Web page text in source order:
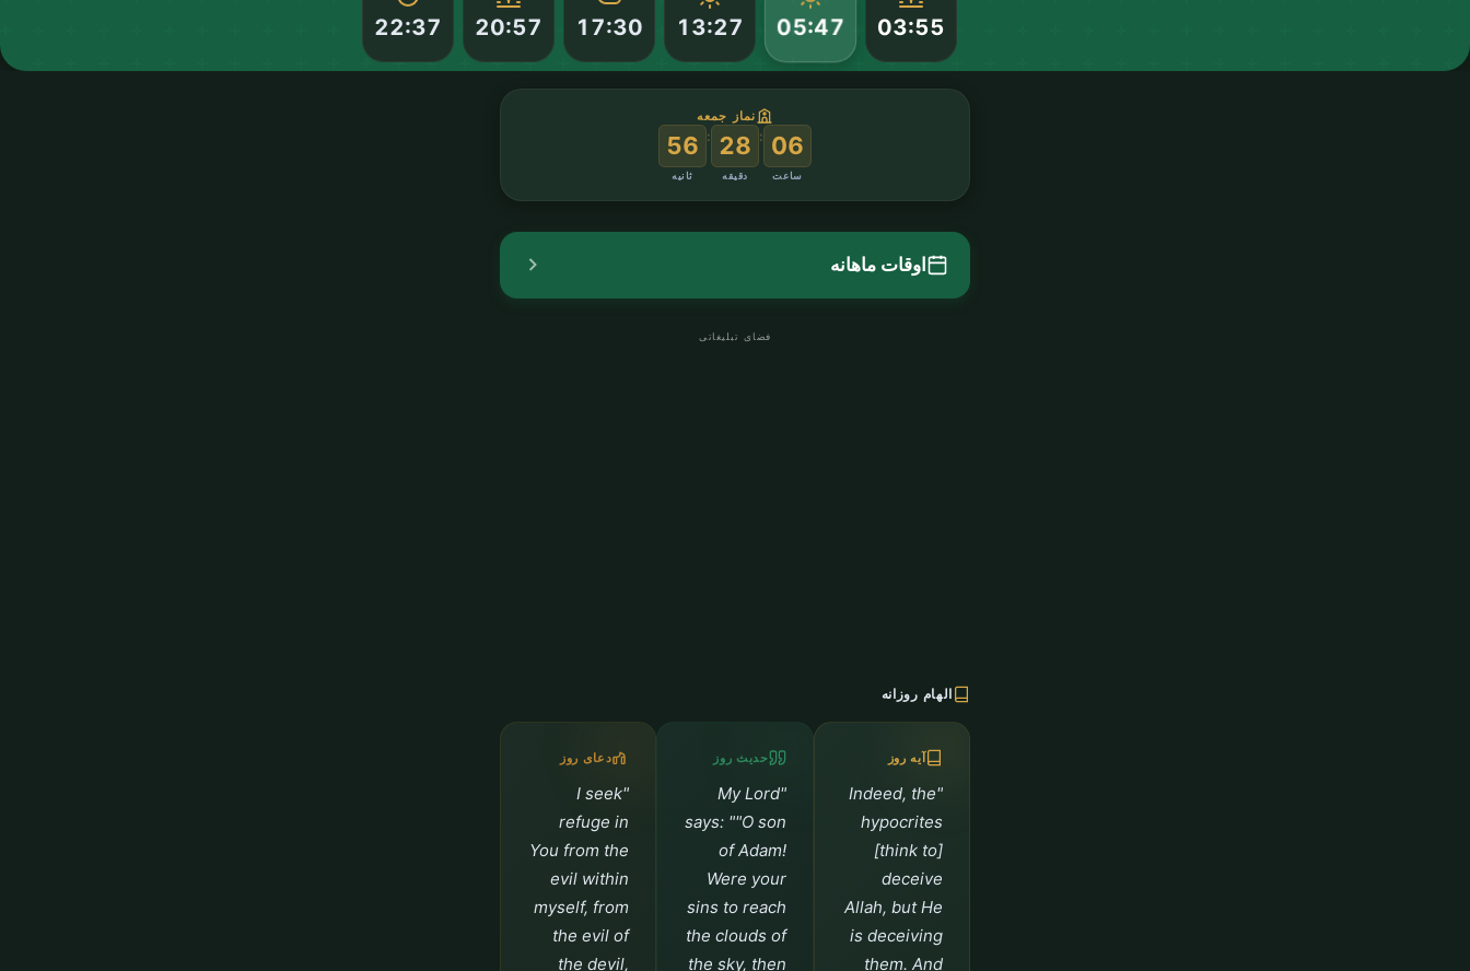
03:55
05:47
13:27
17:30
20:57
22:37
نماز جمعه
06
ساعت
:
28
دقیقه
:
55
ثانیه
اوقات ماهانه
فضای تبلیغاتی
الهام روزانه
آیه روز
"Indeed, the
hypocrites
[think to]
deceive
Allah, but He
is deceiving
them. And
حدیث روز
"My Lord
says: ""O son
of Adam!
Were your
sins to reach
the clouds of
the sky, then
دعای روز
"I seek
refuge in
You from the
evil within
myself, from
the evil of
the devil,